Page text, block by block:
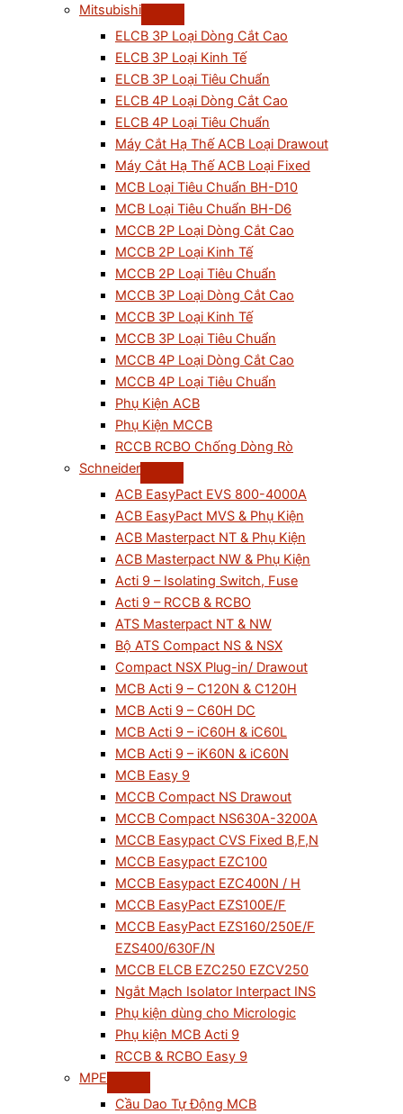
Mitsubishi
ELCB 3P Loại Dòng Cắt Cao
ELCB 3P Loại Kinh Tế
ELCB 3P Loại Tiêu Chuẩn
ELCB 4P Loại Dòng Cắt Cao
ELCB 4P Loại Tiêu Chuẩn
Máy Cắt Hạ Thế ACB Loại Drawout
Máy Cắt Hạ Thế ACB Loại Fixed
MCB Loại Tiêu Chuẩn BH-D10
MCB Loại Tiêu Chuẩn BH-D6
MCCB 2P Loại Dòng Cắt Cao
MCCB 2P Loại Kinh Tế
MCCB 2P Loại Tiêu Chuẩn
MCCB 3P Loại Dòng Cắt Cao
MCCB 3P Loại Kinh Tế
MCCB 3P Loại Tiêu Chuẩn
MCCB 4P Loại Dòng Cắt Cao
MCCB 4P Loại Tiêu Chuẩn
Phụ Kiện ACB
Phụ Kiện MCCB
RCCB RCBO Chống Dòng Rò
Schneider
ACB EasyPact EVS 800-4000A
ACB EasyPact MVS & Phụ Kiện
ACB Masterpact NT & Phụ Kiện
ACB Masterpact NW & Phụ Kiện
Acti 9 – Isolating Switch, Fuse
Acti 9 – RCCB & RCBO
ATS Masterpact NT & NW
Bộ ATS Compact NS & NSX
Compact NSX Plug-in/ Drawout
MCB Acti 9 – C120N & C120H
MCB Acti 9 – C60H DC
MCB Acti 9 – iC60H & iC60L
MCB Acti 9 – iK60N & iC60N
MCB Easy 9
MCCB Compact NS Drawout
MCCB Compact NS630A-3200A
MCCB Easypact CVS Fixed B,F,N
MCCB Easypact EZC100
MCCB Easypact EZC400N / H
MCCB EasyPact EZS100E/F
MCCB EasyPact EZS160/250E/F
EZS400/630F/N
MCCB ELCB EZC250 EZCV250
Ngắt Mạch Isolator Interpact INS
Phụ kiện dùng cho Micrologic
Phụ kiện MCB Acti 9
RCCB & RCBO Easy 9
MPE
Cầu Dao Tự Động MCB